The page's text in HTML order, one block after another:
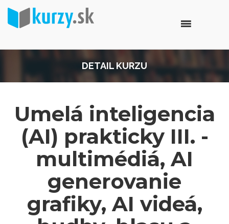
DETAIL KURZU
Umelá inteligencia
(AI) prakticky III. -
multimédiá, AI
generovanie
grafiky, AI videá,